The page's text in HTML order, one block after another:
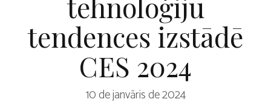
tendences izstādē
CES 2024
10 de janvāris de 2024